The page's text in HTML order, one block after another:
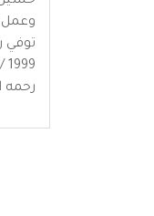
وعمل
1999 /آذار / 19 .
رحمه